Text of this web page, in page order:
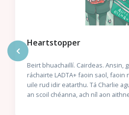
Heartstopper
Beirt bhuachaillí. Cairdeas. Ansin, grá. Scéal
ráchairte LADTA+ faoin saol, faoin
uile rud idir eatarthu. Tá Charlie agus Nick ag freastal ar
an scoil chéanna, ach níl aon